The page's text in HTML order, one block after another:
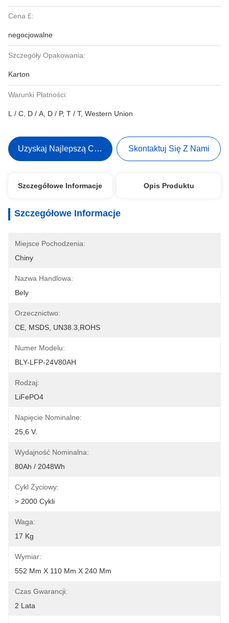
Cena £:
negocjowalne
Szczegóły Opakowania:
Karton
Warunki Płatności:
L / C, D / A, D / P, T / T, Western Union
Uzyskaj Najlepszą Cenę Skontaktuj Się Z Nami
Szczegółowe Informacje Opis Produktu
Szczegółowe Informacje
Miejsce Pochodzenia:
Chiny
Nazwa Handlowa:
Bely
Orzecznictwo:
CE, MSDS, UN38.3,ROHS
Numer Modelu:
BLY-LFP-24V80AH
Rodzaj:
LiFePO4
Napięcie Nominalne:
25,6 V.
Wydajność Nominalna:
80Ah / 2048Wh
Cykl Życiowy:
> 2000 Cykli
Waga:
17 Kg
Wymiar:
552 Mm X 110 Mm X 240 Mm
Czas Gwarancji:
2 Lata